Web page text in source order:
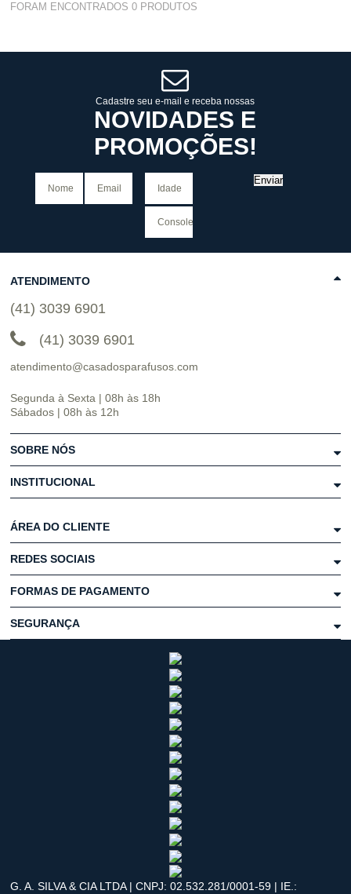
FORAM ENCONTRADOS0 PRODUTOS
Cadastre seu e-mail e receba nossas
NOVIDADES E
PROMOÇÕES!
Enviar
ATENDIMENTO
(41) 3039 6901
(41) 3039 6901
atendimento@casadosparafusos.com
Segunda à Sexta | 08h às 18h
Sábados | 08h às 12h
SOBRE NÓS
INSTITUCIONAL
ÁREA DO CLIENTE
REDES SOCIAIS
FORMAS DE PAGAMENTO
SEGURANÇA
G. A. SILVA & CIA LTDA | CNPJ: 02.532.281/0001-59 | IE.: